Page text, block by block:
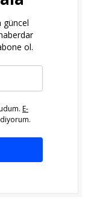
güncel
ol.
E-